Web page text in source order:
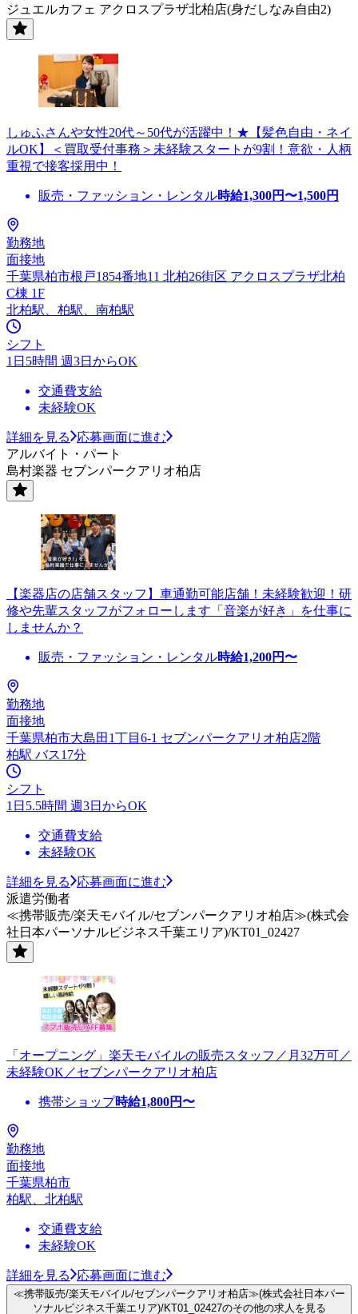
ジュエルカフェ アクロスプラザ北柏店(身だしなみ自由2)
しゅふさんや女性20代～50代が活躍中！★【髪色自由・ネイ
ルOK】＜買取受付事務＞未経験スタートが9割！意欲・人柄
重視で接客採用中！
販売・ファッション・レンタル時給1,300円〜1,500円
勤務地
面接地
千葉県柏市根戸1854番地11 北柏26街区 アクロスプラザ北柏
C棟 1F
北柏駅、柏駅、南柏駅
シフト
1日5時間 週3日からOK
交通費支給
未経験OK
詳細を見る
応募画面に進む
アルバイト・パート
島村楽器 セブンパークアリオ柏店
【楽器店の店舗スタッフ】車通勤可能店舗！未経験歓迎！研
修や先輩スタッフがフォローします「音楽が好き」を仕事に
しませんか？
販売・ファッション・レンタル時給1,200円〜
勤務地
面接地
千葉県柏市大島田1丁目6-1 セブンパークアリオ柏店2階
柏駅 バス17分
シフト
1日5.5時間 週3日からOK
交通費支給
未経験OK
詳細を見る
応募画面に進む
派遣労働者
≪携帯販売/楽天モバイル/セブンパークアリオ柏店≫(株式会
社日本パーソナルビジネス千葉エリア)/KT01_02427
「オープニング」楽天モバイルの販売スタッフ／月32万可／
未経験OK／セブンパークアリオ柏店
携帯ショップ時給1,800円〜
勤務地
面接地
千葉県柏市
柏駅、北柏駅
交通費支給
未経験OK
詳細を見る 応募画面に進む
≪携帯販売/楽天モバイル/セブンパークアリオ柏店≫(株式会社日本パー
ソナルビジネス千葉エリア)/KT01_02427のその他の求人を見る